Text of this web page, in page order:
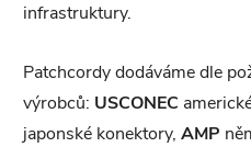
infrastruktury.
Patchcordy dodáváme dle
výrobců: USCONEC
japonské konektory, AMP